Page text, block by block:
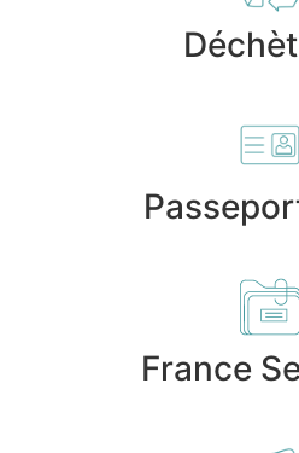
France